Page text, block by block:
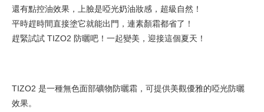
還有點控油效果，上臉是啞光奶油妝感，超級自然！
平時趕時間直接塗它就能出門，連素顏霜都省了！
趕緊試試 TIZO2 防曬吧！一起變美，迎接這個夏天！
TIZO2 是一種無色面部礦物防曬霜，可提供美觀優雅的啞光防曬
效果。